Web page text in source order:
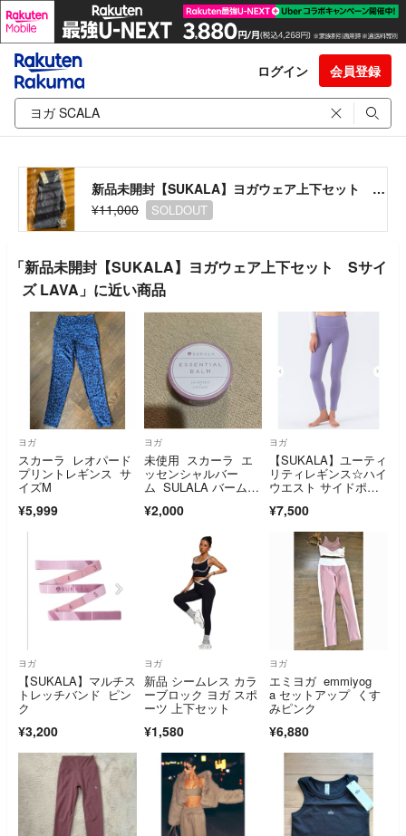
ログイン 会員登録
新品未開封【SUKALA】ヨガウェア上下セット Sサイズ LAVA
¥11,000
SOLDOUT
「新品未開封【SUKALA】ヨガウェア上下セット Sサイ
ズ LAVA」に近い商品
ヨガ
スカーラ レオパード
プリントレギンス サ
イズM
¥5,999
ヨガ
未使用 スカーラ エ
ッセンシャルバー
ム SULALA バーム e
¥2,000
ヨガ
【SUKALA】ユーティ
リティレギンス☆ハイ
ウエスト サイドポケ
¥7,500
ヨガ
【SUKALA】マルチス
トレッチバンド ピン
ク
¥3,200
ヨガ
新品 シームレス カラ
ーブロック ヨガ スポ
ーツ 上下セット
¥1,580
ヨガ
エミヨガ emmiyog
a セットアップ くす
みピンク
¥6,880